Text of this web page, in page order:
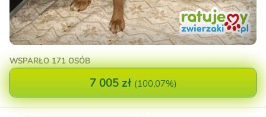
WSPARŁO171 OSÓB
7 005 zł (100,07%)